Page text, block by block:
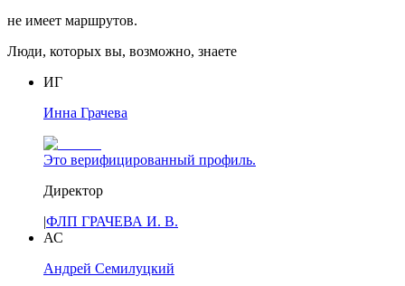
не имеет маршрутов.
Люди, которых вы, возможно, знаете
ИГ
Инна Грачева
Это верифицированный профиль.
Директор
|ФЛП ГРАЧЕВА И. В.
АС
Андрей Семилуцкий